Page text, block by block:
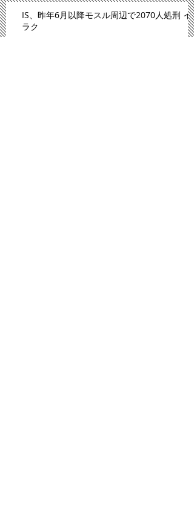
IS、昨年6月以降モスル周辺で2070人処刑 イ
ラク